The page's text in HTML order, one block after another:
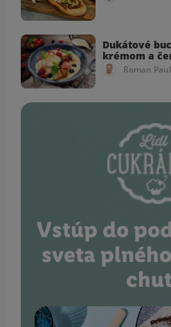
Dukátové
krémom a
Roman
Vstúp do
sveta